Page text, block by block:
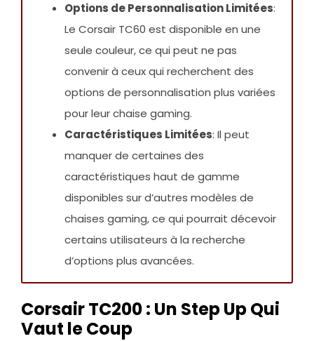
Options de Personnalisation Limitées:
Le Corsair TC60 est disponible en une
seule couleur, ce qui peut ne pas
convenir à ceux qui recherchent des
options de personnalisation plus variées
pour leur chaise gaming.
Caractéristiques Limitées: Il peut
manquer de certaines des
caractéristiques haut de gamme
disponibles sur d’autres modèles de
chaises gaming, ce qui pourrait décevoir
certains utilisateurs à la recherche
d’options plus avancées.
Corsair TC200 : Un Step Up Qui
Vaut le Coup